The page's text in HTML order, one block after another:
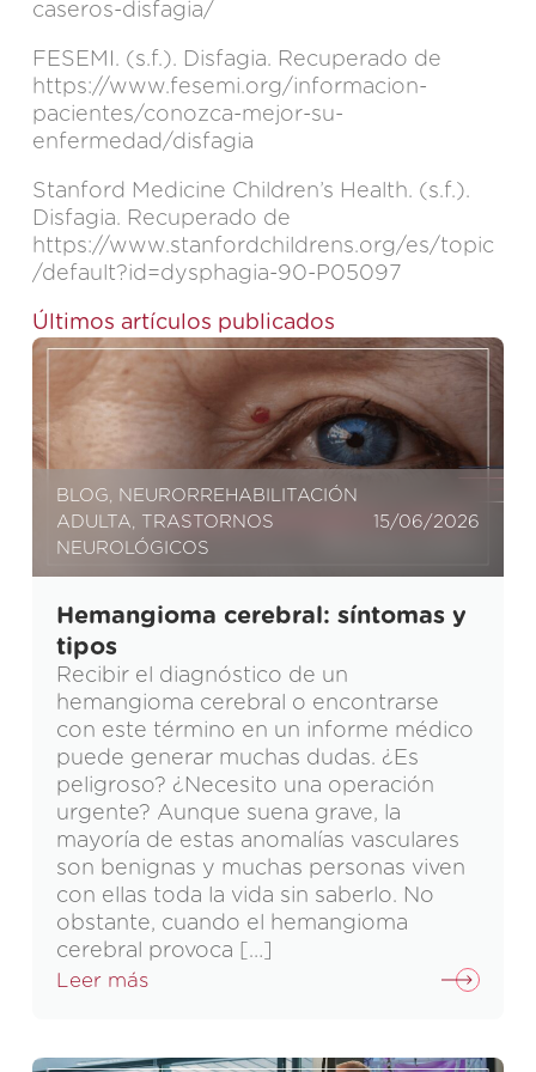
caseros-disfagia/
FESEMI. (s.f.). Disfagia. Recuperado de
https://www.fesemi.org/informacion-
pacientes/conozca-mejor-su-
enfermedad/disfagia
Stanford Medicine Children’s Health. (s.f.).
Disfagia. Recuperado de
https://www.stanfordchildrens.org/es/topic
/default?id=dysphagia-90-P05097
Últimos artículos publicados
BLOG
NEURORREHABILITACIÓN
ADULTA
TRASTORNOS
NEUROLÓGICOS
15/06/2026
Hemangioma cerebral: síntomas y
tipos
Recibir el diagnóstico de un
hemangioma cerebral o encontrarse
con este término en un informe médico
puede generar muchas dudas. ¿Es
peligroso? ¿Necesito una operación
urgente? Aunque suena grave, la
mayoría de estas anomalías vasculares
son benignas y muchas personas viven
con ellas toda la vida sin saberlo. No
obstante, cuando el hemangioma
cerebral provoca […]
Leer más